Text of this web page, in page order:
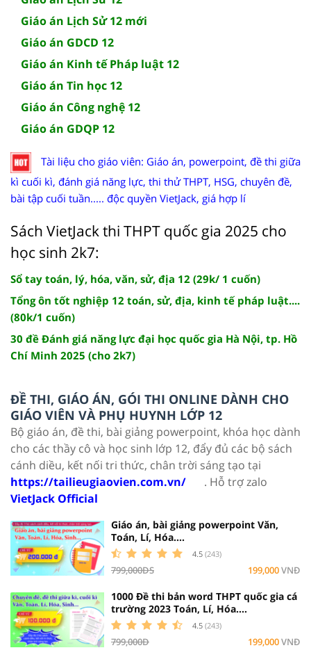
Giáo án Lịch Sử 12 mới
Giáo án GDCD 12
Giáo án Kinh tế Pháp luật 12
Giáo án Tin học 12
Giáo án Công nghệ 12
Giáo án GDQP 12
Tài liệu cho giáo viên: Giáo án, powerpoint, đề thi giữa
kì cuối kì, đánh giá năng lực, thi thử THPT, HSG, chuyên đề,
bài tập cuối tuần..... độc quyền VietJack, giá hợp lí
Sách VietJack thi THPT quốc gia 2025 cho
học sinh 2k7:
Sổ tay toán, lý, hóa, văn, sử, địa 12 (29k/ 1 cuốn)
Tổng ôn tốt nghiệp 12 toán, sử, địa, kinh tế pháp luật....
(80k/1 cuốn)
30 đề Đánh giá năng lực đại học quốc gia Hà Nội, tp. Hồ
Chí Minh 2025 (cho 2k7)
ĐỀ THI, GIÁO ÁN, GÓI THI ONLINE DÀNH CHO
GIÁO VIÊN VÀ PHỤ HUYNH LỚP 12
Bộ giáo án, đề thi, bài giảng powerpoint, khóa học dành
cho các thầy cô và học sinh lớp 12, đẩy đủ các bộ sách
cánh diều, kết nối tri thức, chân trời sáng tạo tại
https://tailieugiaovien.com.vn/
. Hỗ trợ zalo
VietJack Official
Giáo án, bài giảng powerpoint Văn,
Toán, Lí, Hóa....
4.5 (243)
799,000ĐS 199,000VNĐ
1000 Đề thi bản word THPT quốc gia cá
trường 2023 Toán, Lí, Hóa....
4.5 (243)
799,000Đ 199,000VNĐ